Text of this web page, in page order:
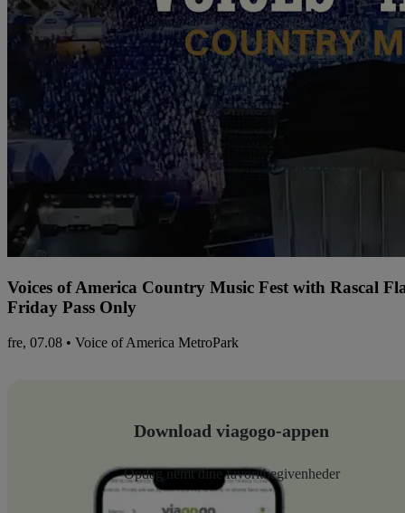
Voices of America Country Music Fest with Rascal
Friday Pass Only
fre, 07.08 • Voice of America MetroPark
Download viagogo-appen
Opdag nemt dine favoritbegivenheder